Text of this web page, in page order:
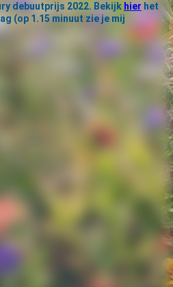
debuutprijs 2022. Bekijk hier het
(op 1.15 minuut zie je mij